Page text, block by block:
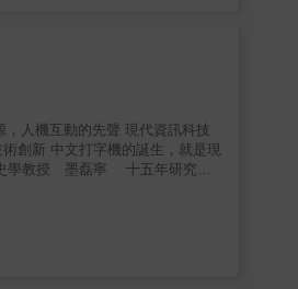
究出各種各樣的組合輸入方式。
各種輸入法，對輸入法的研究熱
增，一步步打造中文輸入更順暢
中文模組化，以及所謂「超書
以及新一代中國年輕人「提筆忘
入法如何發展演變。中文如何克服
有數以萬計字符、沒有字母表的
了書寫史上的新紀元──一種他
二戰後的起步，直至今日的多
樓、臺灣軍方及中共最高層
最後，他展示了中國和非西方世
人機互動的先聲 現代資訊科技
創新 中文打字機的誕生，就是現
史學教授 墨磊寧 十五年研究集